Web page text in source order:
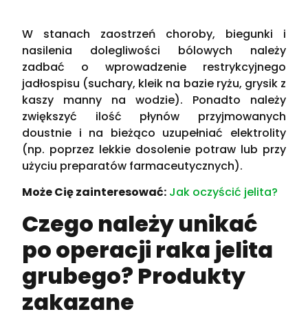
W stanach zaostrzeń choroby, biegunki i
nasilenia dolegliwości bólowych należy
zadbać o wprowadzenie restrykcyjnego
jadłospisu (suchary, kleik na bazie ryżu, grysik z
kaszy manny na wodzie). Ponadto należy
zwiększyć ilość płynów przyjmowanych
doustnie i na bieżąco uzupełniać elektrolity
(np. poprzez lekkie dosolenie potraw lub przy
użyciu preparatów farmaceutycznych).
Może Cię zainteresować: Jak oczyścić jelita?
Czego należy unikać
po operacji raka jelita
grubego? Produkty
zakazane